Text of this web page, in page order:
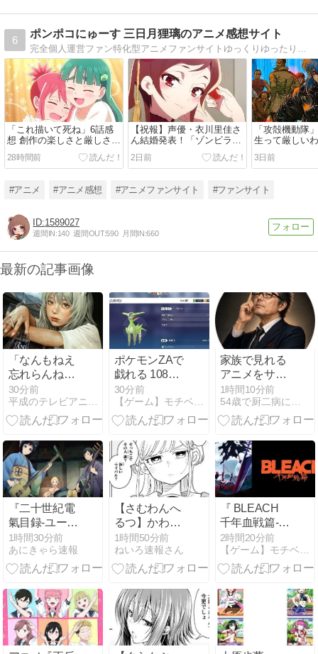
6
ポンポコにゅーす 三日月狸璃のアニメ感想サイト
完全個人運営ファン特化型アニメファンサイトゆっくりゆったり更新私自身が「ファン」だからファンの声を掬い束ねる場所を求め作ったサイトです
「これ描いて死ね」6話感
想 創作の楽しさと厳しさ、
出逢いと再会。コミティア
閉会まで面白い初のサーク
ル参加！！
28時間前
【祝報】声優・衣川里佳さ
ん結婚発表！「ゾンビラン
ドサガ」ゆうぎり、「ウマ
娘」ナリタブライアン、
「天穂のサクナヒメ」ココ
とうございます！！
2日前
「攻殻機動隊
生って厳しい
仕事は死の近
り合うか……。
り！少佐ドジ
THE SHELL」
3日前
#アニメ #アニメ感想 #アニメファンサイト #ファンサイト
1589027
週間IN:140 週間OUT:590 月間IN:660
最新の記事画像
「なんもねえ
忘れらんねえ
よ [MP3]」
（『ヤニね
こ』オープニ
30分前
ポケモンZAで
戯れる 108匹
目
30分前
家族で見れる
アニメをサブ
スクで選ぶ、
料金と作品数
の比較方法
1時間10分前
『二十世紀電
氣目録-ユーレ
カ・エヴリ
カ-』 第6話 三
添パークでの
1時間30分前
あにきゃら速報
【さむわんへ
るつ】かわい
い
1時間50分前
ねいろ速報さん
『 BLEACH
千年血戦篇-禍
進譚- 』見ま
した(1話~3話)
2時間20分前